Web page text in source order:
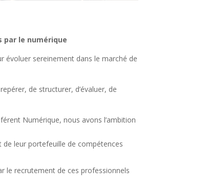
par le numérique
évoluer sereinement dans le marché de
de structurer, d’évaluer, de
Numérique, nous avons l’ambition
de leur portefeuille de compétences
le recrutement de ces professionnels